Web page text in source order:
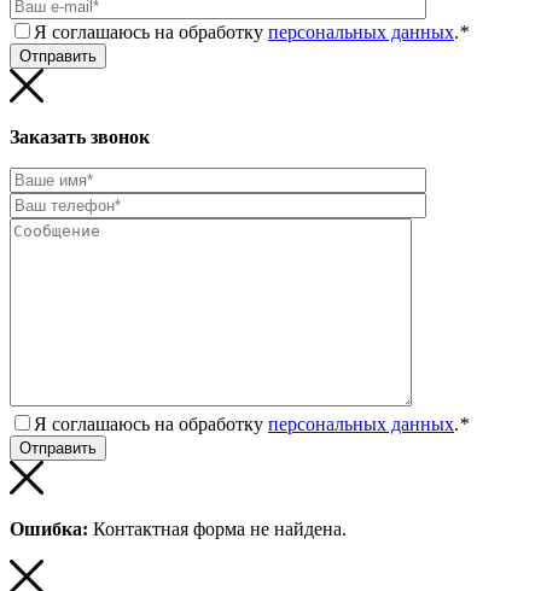
Я соглашаюсь на обработку персональных данных.*
Заказать звонок
Я соглашаюсь на обработку персональных данных.*
Ошибка: Контактная форма не найдена.